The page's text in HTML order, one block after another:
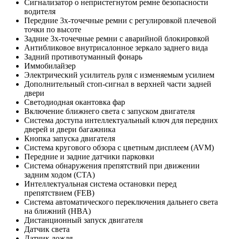
Сигнализатор о непристегнутом ремне безопасности
водителя
Передние 3х-точечные ремни с регулировкой плечевой
точки по высоте
Задние 3х-точечные ремни с аварийной блокировкой
Антибликовое внутрисалонное зеркало заднего вида
Задний противотуманный фонарь
Иммобилайзер
Электрический усилитель руля с изменяемым усилием
Дополнительный стоп-сигнал в верхней части задней
двери
Светодиодная окантовка фар
Включение ближнего света с запуском двигателя
Система доступа интеллектуальный ключ для передних
дверей и двери багажника
Кнопка запуска двигателя
Система кругового обзора с цветным дисплеем (AVM)
Передние и задние датчики парковки
Система обнаружения препятствий при движении
задним ходом (CTA)
Интеллектуальная система остановки перед
препятствием (FEB)
Система автоматического переключения дальнего света
на ближний (HBA)
Дистанционный запуск двигателя
Датчик света